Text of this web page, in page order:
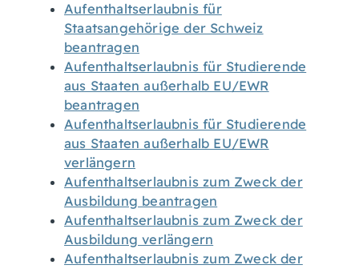
Aufenthaltserlaubnis für
Staatsangehörige der Schweiz
beantragen
Aufenthaltserlaubnis für Studierende
aus Staaten außerhalb EU/EWR
beantragen
Aufenthaltserlaubnis für Studierende
aus Staaten außerhalb EU/EWR
verlängern
Aufenthaltserlaubnis zum Zweck der
Ausbildung beantragen
Aufenthaltserlaubnis zum Zweck der
Ausbildung verlängern
Aufenthaltserlaubnis zum Zweck der